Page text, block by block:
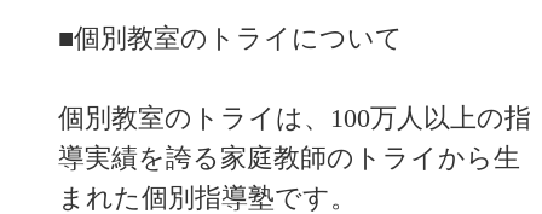
■個別教室のトライについて
個別教室のトライは、100万人以上の指
導実績を誇る家庭教師のトライから生
まれた個別指導塾です。